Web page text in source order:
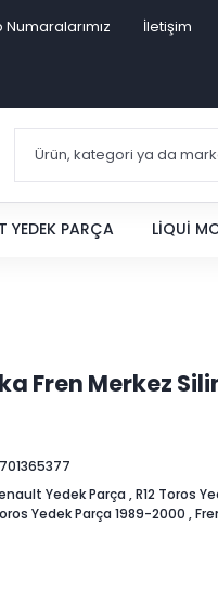
İletişim
YEDEK PARÇA LIQUI
Fren Merkez
Yedek Parça ,R12 Toros
Yedek Parça 1989-2000 ,